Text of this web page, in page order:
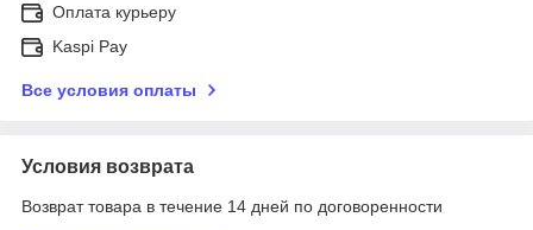
Оплата курьеру
Kaspi Pay
Все условия оплаты
Условия возврата
Возврат товара в течение 14 дней по договоренности